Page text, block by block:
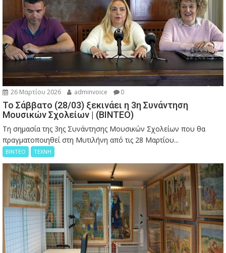
26 Μαρτίου 2026 adminvoice 0
Το Σάββατο (28/03) ξεκινάει η 3η Συνάντηση
Μουσικών Σχολείων | (ΒΙΝΤΕΟ)
Τη σημασία της 3ης Συνάντησης Μουσικών Σχολείων που θα
πραγματοποιηθεί στη Μυτιλήνη από τις 28 Μαρτίου...
ΒΙΝΤΕΟ ΤΕΧΝΗ